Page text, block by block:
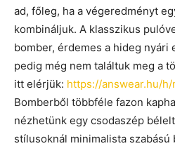
ad, főleg, ha a végeredményt
kombináljuk. A klasszikus
bomber, érdemes a hideg nyári
pedig még nem találtuk meg a
itt elérjük: https://answear.hu/
Bomberből többféle fazon
nézhetünk egy csodaszép
stílusoknál minimalista